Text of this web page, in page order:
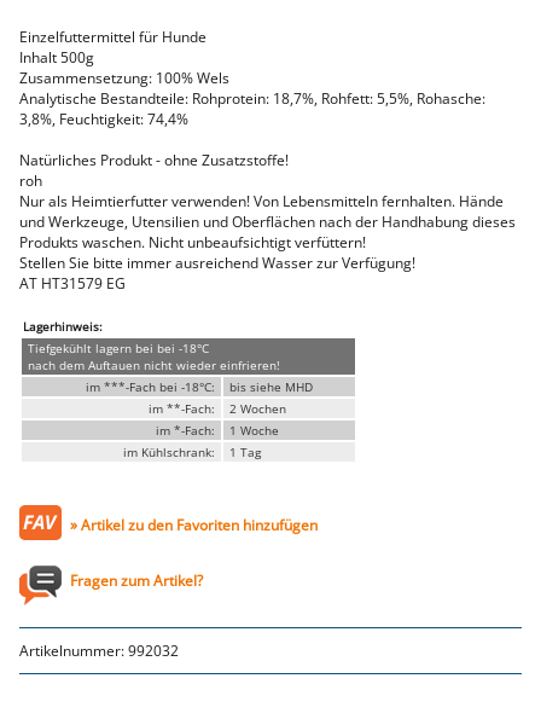
Huhn
Pute
Lammfleisch
Faschiertes
DELUXE SCHWEIN
STEAKS
DELUXE Rind
Steaks vom SCHWEIN
Nemetz-Menü
Wurstwaren
Aufschnittwurst
Stangenwurst
Leberkäse
Würstel
Mini-Würstel
Schinken
Fische
Fisch
Konserven
Genusssortiment
Hausmannskost
Beilagen
Einzelfuttermittel für Hunde
Inhalt 500g
Zusammensetzung: 100% Wels
Analytische Bestandteile: Rohprotein: 18,7%, Rohfett: 5,5%, Rohasche:
3,8%, Feuchtigkeit: 74,4%
Natürliches Produkt - ohne Zusatzstoffe!
roh
Nur als Heimtierfutter verwenden! Von Lebensmitteln fernhalten. Hände
und Werkzeuge, Utensilien und Oberflächen nach der Handhabung dieses
Produkts waschen. Nicht unbeaufsichtigt verfüttern!
Stellen Sie bitte immer ausreichend Wasser zur Verfügung!
AT HT31579 EG
Lagerhinweis:
Tiefgekühlt lagern bei bei -18°C
nach dem Auftauen nicht wieder einfrieren!
im ***-Fach bei -18°C:
bis siehe MHD
im **-Fach:
2 Wochen
im *-Fach:
1 Woche
im Kühlschrank:
1 Tag
» Artikel zu den Favoriten hinzufügen
Fragen zum Artikel?
Artikelnummer:992032